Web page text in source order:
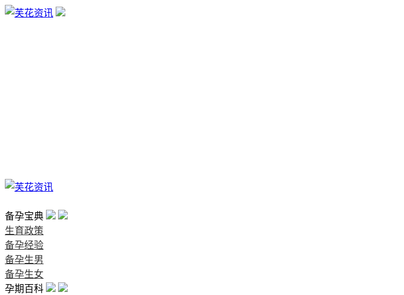
备孕宝典
生育政策
备孕经验
备孕生男
备孕生女
孕期百科